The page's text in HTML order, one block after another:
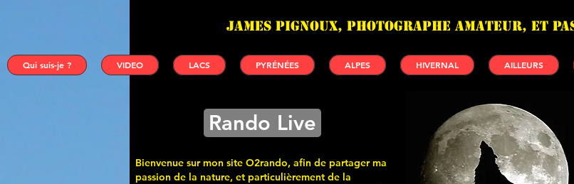
James PIGNOUX, photographe amateur, et
Qui suis-je ? VIDEO LACS PYRÉNÉES ALPES HIVERNAL AILLEURS
Rando Live
Bienvenue sur mon site O2rando, afin de partager ma
passion de la nature, et particulièrement de la